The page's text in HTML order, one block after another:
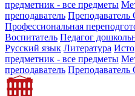
предметник - все предметы
преподаватель
Профессиональная
Воспитатель Педагог
Русский язык Литература
предметник - все предметы
преподаватель